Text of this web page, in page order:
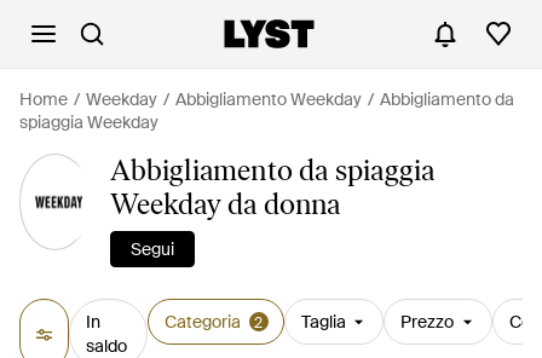
Home Weekday Abbigliamento Weekday
Abbigliamento da
spiaggia Weekday
Abbigliamento da spiaggia
Weekday da donna
Segui
In
saldo
Categoria 2 Taglia Prezzo